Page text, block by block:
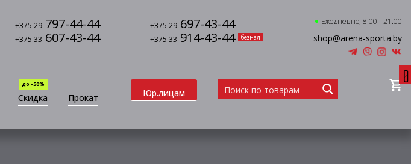
+375 29 797-44-44 +375 29 697-43-44
+375 33 607-43-44 +375 33 914-43-44 безнал
Ежедневно, 8.00 - 21.00
shop@arena-sporta.by
Скидка
до -50%
Прокат Юр.лицам
0